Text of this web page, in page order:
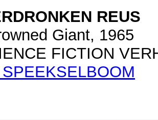
REUS
Giant, 1965
FICTION